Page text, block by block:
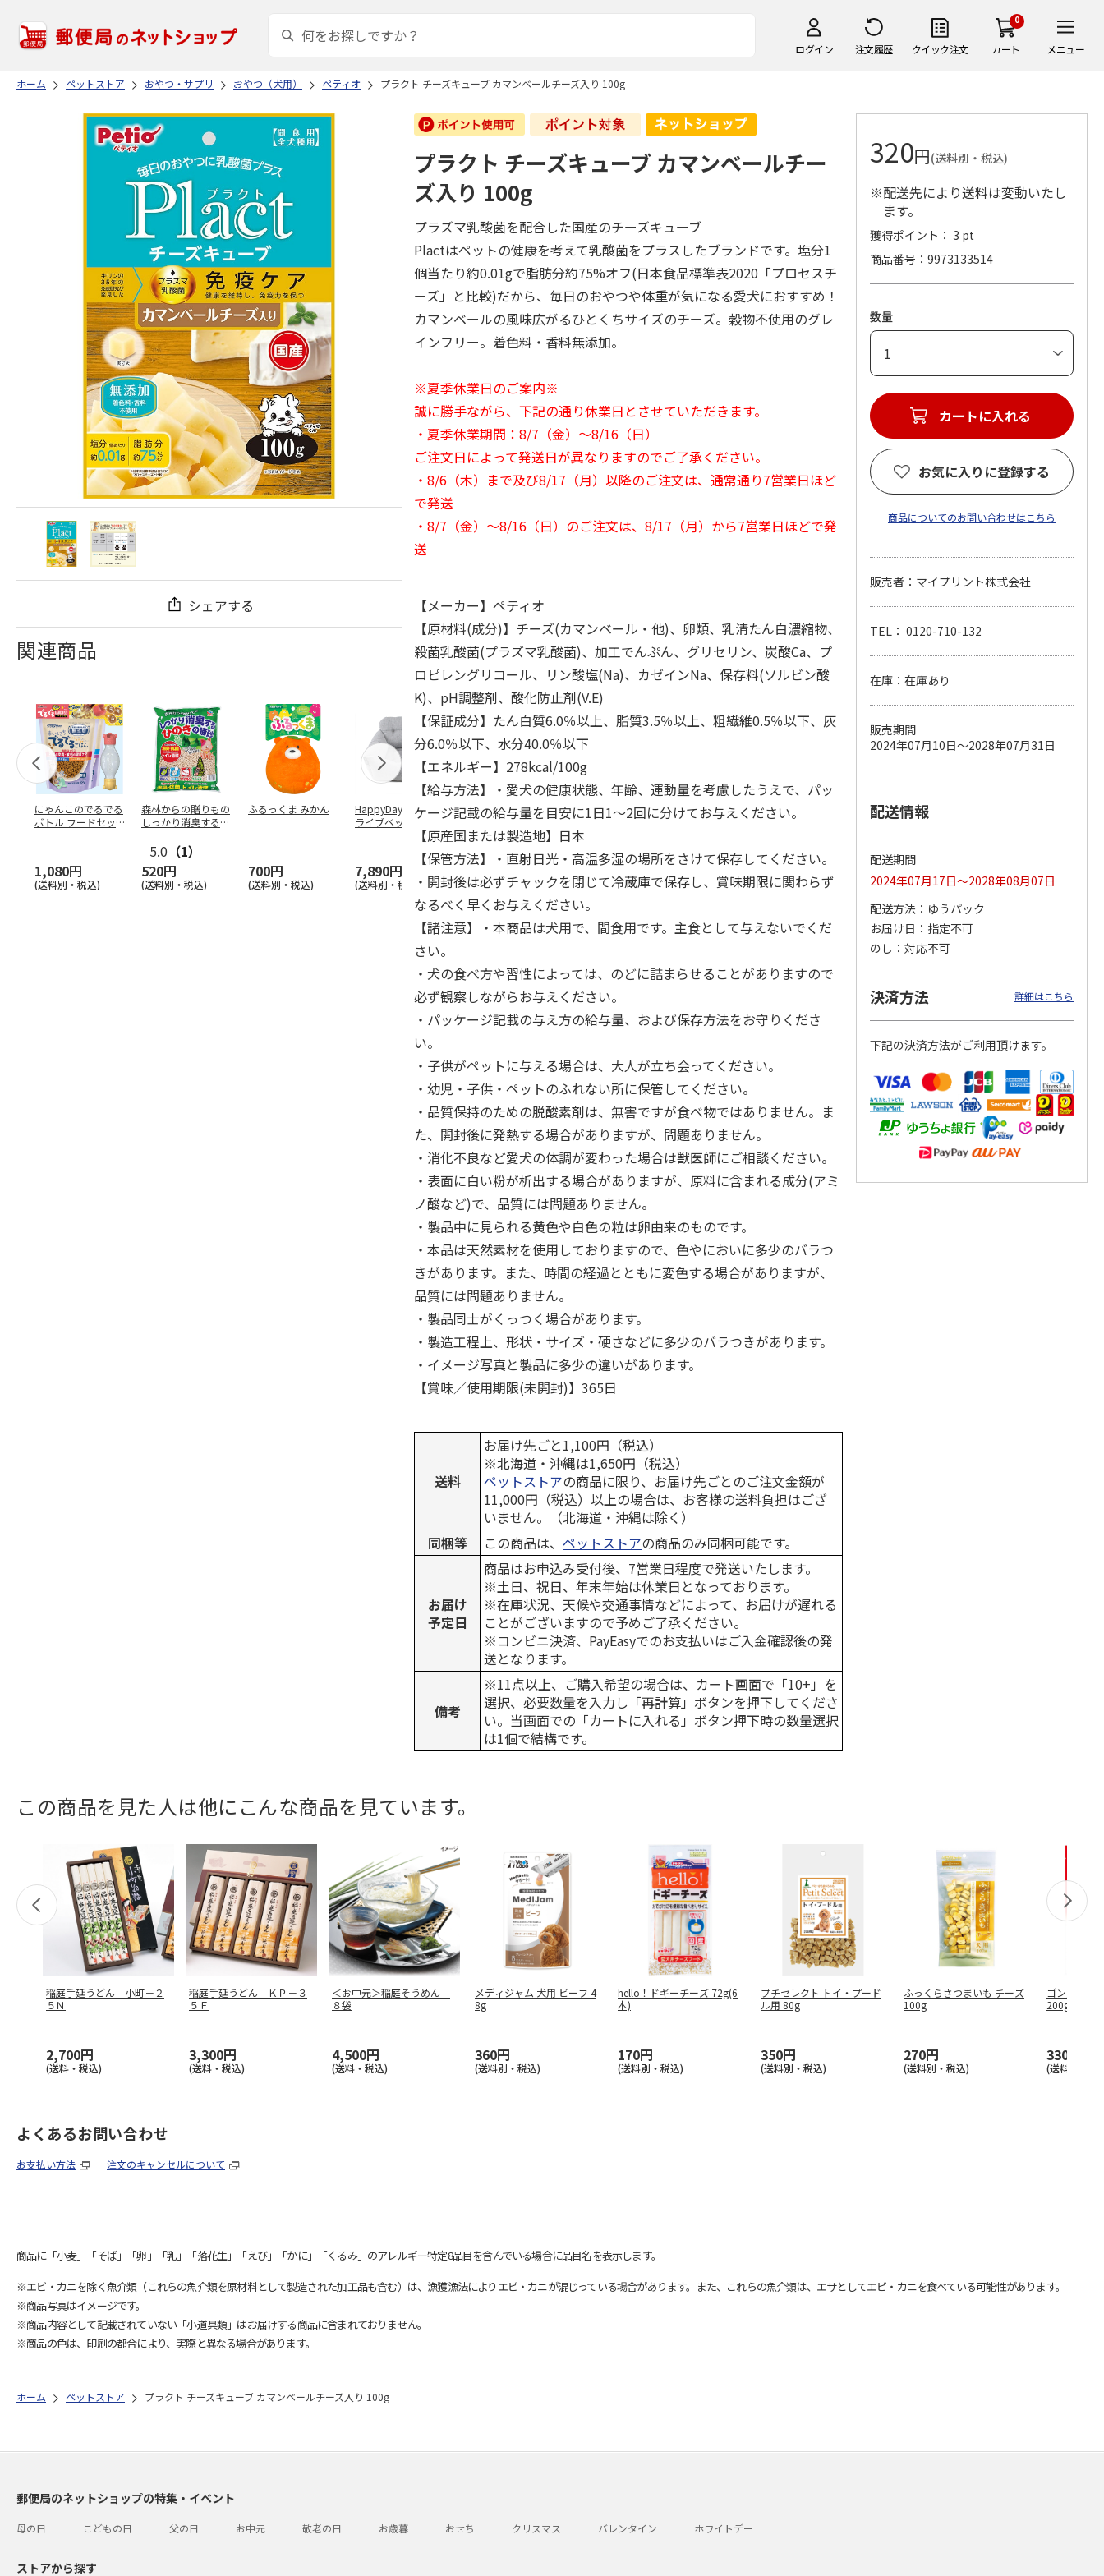
ログイン 注文履歴 クイック注文
0
カート メニュー
ホーム ペットストア おやつ・サプリ おやつ（犬用） ペティオ プラクト チーズキューブ カマンベールチーズ入り 100g
シェアする
関連商品
にゃんこのでるでる
ボトル フードセッ
1,080円
(送料別・税込)
森林からの贈りもの
しっかり消臭するひ
5.0 （1）
520円
(送料別・税込)
ふるっくま みかん
700円
(送料別・税込)
HappyDays 2wayド
ライブベッド グレ
7,890円
(送料別・税込)
獣医師開発 ニオイ
をとる砂専用 猫ト
イレ ナチュラルグ
1,550円
(送料別・税込)
デオトイレ 飛び散
らない消臭・抗菌サ
ンド 4L
1,320円
(送料別・税込)
無添加良品 カムカ
ムデンタルコーン
470円
(送料別・税込)
銀のスプーン パウ
チ 健康に育つ子ね
120円
(送料別・税込)
ペット線香 虹のか
なた フルーティフ
ローラルの香り
590円
(送料別・税込)
100円
(送料別・税込)
プラクト チーズキューブ カマンベールチー
ズ入り 100g
プラズマ乳酸菌を配合した国産のチーズキューブ
Plactはペットの健康を考えて乳酸菌をプラスしたブランドです。塩分1
個当たり約0.01gで脂肪分約75%オフ(日本食品標準表2020「プロセスチ
ーズ」と比較)だから、毎日のおやつや体重が気になる愛犬におすすめ！
カマンベールの風味広がるひとくちサイズのチーズ。穀物不使用のグレ
インフリー。着色料・香料無添加。
※夏季休業日のご案内※
誠に勝手ながら、下記の通り休業日とさせていただきます。
・夏季休業期間：8/7（金）～8/16（日）
ご注文日によって発送日が異なりますのでご了承ください。
・8/6（木）まで及び8/17（月）以降のご注文は、通常通り7営業日ほど
で発送
・8/7（金）～8/16（日）のご注文は、8/17（月）から7営業日ほどで発
送
【メーカー】ペティオ
【原材料(成分)】チーズ(カマンベール・他)、卵類、乳清たん白濃縮物、
殺菌乳酸菌(プラズマ乳酸菌)、加工でんぷん、グリセリン、炭酸Ca、プ
ロピレングリコール、リン酸塩(Na)、カゼインNa、保存料(ソルビン酸
K)、pH調整剤、酸化防止剤(V.E)
【保証成分】たん白質6.0％以上、脂質3.5％以上、粗繊維0.5％以下、灰
分6.0％以下、水分40.0％以下
【エネルギー】278kcal/100g
【給与方法】・愛犬の健康状態、年齢、運動量を考慮したうえで、パッ
ケージ記載の給与量を目安に1日1～2回に分けてお与えください。
【原産国または製造地】日本
【保管方法】・直射日光・高温多湿の場所をさけて保存してください。
・開封後は必ずチャックを閉じて冷蔵庫で保存し、賞味期限に関わらず
なるべく早くお与えください。
【諸注意】・本商品は犬用で、間食用です。主食として与えないでくだ
さい。
・犬の食べ方や習性によっては、のどに詰まらせることがありますので
必ず観察しながらお与えください。
・パッケージ記載の与え方の給与量、および保存方法をお守りくださ
い。
・子供がペットに与える場合は、大人が立ち会ってください。
・幼児・子供・ペットのふれない所に保管してください。
・品質保持のための脱酸素剤は、無害ですが食べ物ではありません。ま
た、開封後に発熱する場合がありますが、問題ありません。
・消化不良など愛犬の体調が変わった場合は獣医師にご相談ください。
・表面に白い粉が析出する場合がありますが、原料に含まれる成分(アミ
ノ酸など)で、品質には問題ありません。
・製品中に見られる黄色や白色の粒は卵由来のものです。
・本品は天然素材を使用しておりますので、色やにおいに多少のバラつ
きがあります。また、時間の経過とともに変色する場合がありますが、
品質には問題ありません。
・製品同士がくっつく場合があります。
・製造工程上、形状・サイズ・硬さなどに多少のバラつきがあります。
・イメージ写真と製品に多少の違いがあります。
【賞味／使用期限(未開封)】365日
送料
お届け先ごと1,100円（税込）
※北海道・沖縄は1,650円（税込）
ペットストアの商品に限り、お届け先ごとのご注文金額が
11,000円（税込）以上の場合は、お客様の送料負担はござ
いません。（北海道・沖縄は除く）
同梱等
この商品は、ペットストアの商品のみ同梱可能です。
お届け
予定日
商品はお申込み受付後、7営業日程度で発送いたします。
※土日、祝日、年末年始は休業日となっております。
※在庫状況、天候や交通事情などによって、お届けが遅れる
ことがございますので予めご了承ください。
※コンビニ決済、PayEasyでのお支払いはご入金確認後の発
送となります。
備考
※11点以上、ご購入希望の場合は、カート画面で「10+」を
選択、必要数量を入力し「再計算」ボタンを押下してくださ
い。当画面での「カートに入れる」ボタン押下時の数量選択
は1個で結構です。
320円(送料別・税込)
※配送先により送料は変動いたし
ます。
獲得ポイント： 3 pt
商品番号
9973133514
数量
カートに入れる
お気に入りに登録する
商品についてのお問い合わせはこちら
販売者：マイプリント株式会社
TEL： 0120-710-132
在庫：在庫あり
販売期間
2024年07月10日～2028年07月31日
配送情報
配送期間
2024年07月17日～2028年08月07日
配送方法
ゆうパック
お届け日
指定不可
のし
対応不可
決済方法 詳細はこちら
下記の決済方法がご利用頂けます。
この商品を見た人は他にこんな商品を見ています。
稲庭手延うどん 小町－２
５Ｎ
2,700円
(送料・税込)
稲庭手延うどん ＫＰ－３
５Ｆ
3,300円
(送料・税込)
＜お中元＞稲庭そうめん
８袋
4,500円
(送料・税込)
メディジャム 犬用 ビーフ 4
8g
360円
(送料別・税込)
hello！ドギーチーズ 72g(6
本)
170円
(送料別・税込)
プチセレクト トイ・プード
ル用 80g
350円
(送料別・税込)
ふっくらさつまいも チーズ
100g
270円
(送料別・税込)
ゴン太のス
200g
330円
(送料別・税
よくあるお問い合わせ
お支払い方法 注文のキャンセルについて
商品に「小麦」「そば」「卵」「乳」「落花生」「えび」「かに」「くるみ」のアレルギー特定8品目を含んでいる場合に品目名を表示します。
※エビ・カニを除く魚介類（これらの魚介類を原材料として製造された加工品も含む）は、漁獲漁法によりエビ・カニが混じっている場合があります。また、これらの魚介類は、エサとしてエビ・カニを食べている可能性があります。
※商品写真はイメージです。
※商品内容として記載されていない「小道具類」はお届けする商品に含まれておりません。
※商品の色は、印刷の都合により、実際と異なる場合があります。
ホーム ペットストア プラクト チーズキューブ カマンベールチーズ入り 100g
郵便局のネットショップの特集・イベント
母の日 こどもの日 父の日 お中元 敬老の日 お歳暮 おせち クリスマス バレンタイン ホワイトデー
ストアから探す